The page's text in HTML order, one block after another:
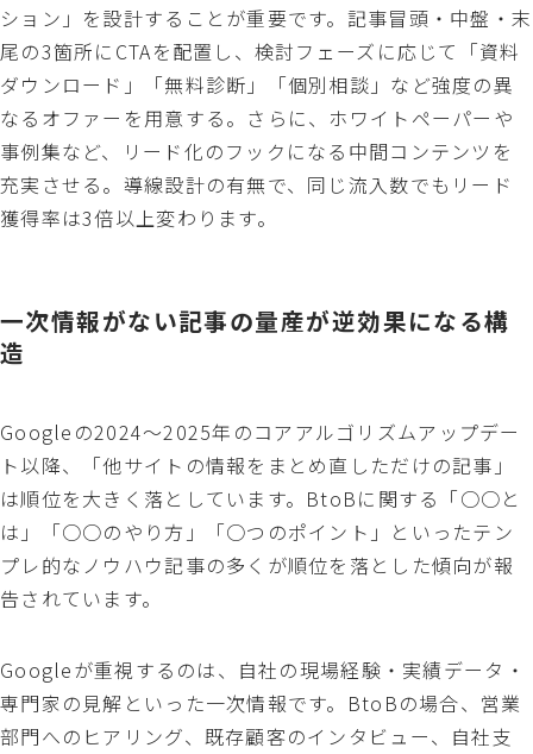
ション」を設計することが重要です。記事冒頭・中盤・末
尾の3箇所にCTAを配置し、検討フェーズに応じて「資料
ダウンロード」「無料診断」「個別相談」など強度の異
なるオファーを用意する。さらに、ホワイトペーパーや
事例集など、リード化のフックになる中間コンテンツを
充実させる。導線設計の有無で、同じ流入数でもリード
獲得率は3倍以上変わります。
一次情報がない記事の量産が逆効果になる構
造
Googleの2024〜2025年のコアアルゴリズムアップデー
ト以降、「他サイトの情報をまとめ直しただけの記事」
は順位を大きく落としています。BtoBに関する「○○と
は」「○○のやり方」「○つのポイント」といったテン
プレ的なノウハウ記事の多くが順位を落とした傾向が報
告されています。
Googleが重視するのは、自社の現場経験・実績データ・
専門家の見解といった一次情報です。BtoBの場合、営業
部門へのヒアリング、既存顧客のインタビュー、自社支